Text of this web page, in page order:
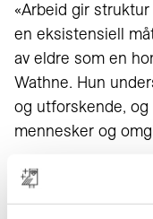
«Arbeid gir
en eksistensiell
av eldre som en
Wathne. Hun
og utforskende, og
mennesker og
Vil heller